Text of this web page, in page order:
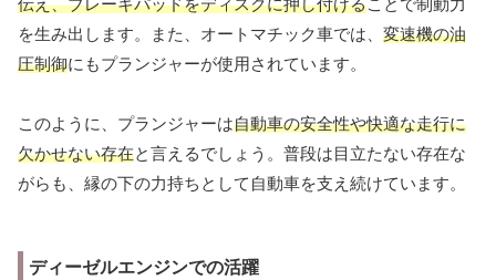
を生み出します。また、オートマチック車では、 変速機の油
圧制御にもプランジャーが使用されています。
このように、プランジャーは自動車の安全性や快適な走行に
欠かせない存在と言えるでしょう。普段は目立たない存在な
がらも、縁の下の力持ちとして自動車を支え続けています。
ディーゼルエンジンでの活躍